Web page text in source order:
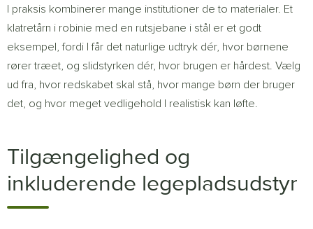
I praksis kombinerer mange institutioner de to materialer. Et
klatretårn i robinie med en rutsjebane i stål er et godt
eksempel, fordi I får det naturlige udtryk dér, hvor børnene
rører træet, og slidstyrken dér, hvor brugen er hårdest. Vælg
ud fra, hvor redskabet skal stå, hvor mange børn der bruger
det, og hvor meget vedligehold I realistisk kan løfte.
Tilgængelighed og
inkluderende legepladsudstyr